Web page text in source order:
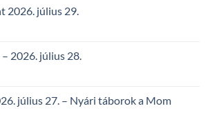
2026. július 29.
2026. július 28.
július 27. – Nyári táborok a Mom